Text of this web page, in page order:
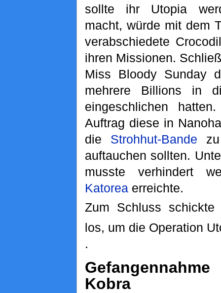
sollte ihr Utopia
macht, würde mit dem
verabschiedete
ihren Missionen.
Miss Bloody Sunday
mehrere Billions in
eingeschlichen
Auftrag diese in
die Strohhut-Bande
auftauchen sollten.
musste verhindert
Katorea erreichte.
Zum Schluss
los, um die Operation
.
Kobra